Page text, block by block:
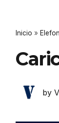
Inicio »
by